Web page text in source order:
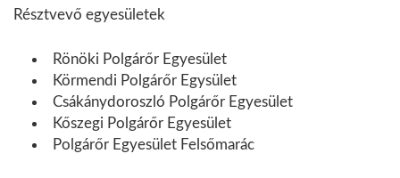
Résztvevő egyesületek
Rönöki Polgárőr Egyesület
Körmendi Polgárőr Egysület
Csákánydoroszló Polgárőr Egyesület
Kőszegi Polgárőr Egyesület
Polgárőr Egyesület Felsőmarác